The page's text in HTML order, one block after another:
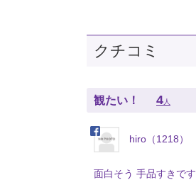
クチコミ
観たい！ 4 人
hiro（1218）
面白そう 手品すきです